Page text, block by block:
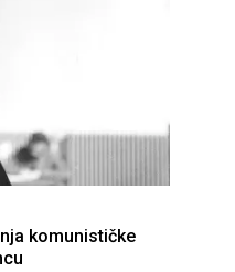
komunističke